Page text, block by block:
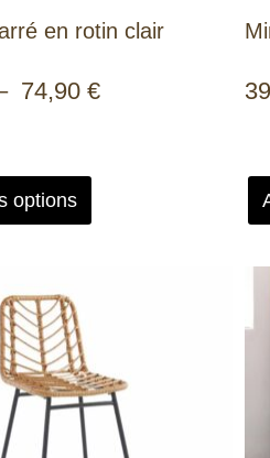
en rotin clair
74,90 €
options